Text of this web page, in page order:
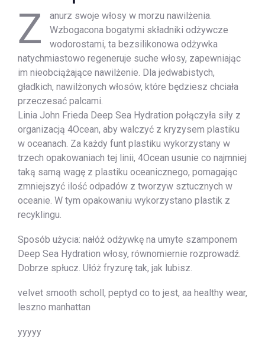
Z
anurz swoje włosy w morzu nawilżenia.
Wzbogacona bogatymi składniki odżywcze
wodorostami, ta bezsilikonowa odżywka
natychmiastowo regeneruje suche włosy, zapewniając
im nieobciążające nawilżenie. Dla jedwabistych,
gładkich, nawilżonych włosów, które będziesz chciała
przeczesać palcami.
Linia John Frieda Deep Sea Hydration połączyła siły z
organizacją 4Ocean, aby walczyć z kryzysem plastiku
w oceanach. Za każdy funt plastiku wykorzystany w
trzech opakowaniach tej linii, 4Ocean usunie co najmniej
taką samą wagę z plastiku oceanicznego, pomagając
zmniejszyć ilość odpadów z tworzyw sztucznych w
oceanie. W tym opakowaniu wykorzystano plastik z
recyklingu.
Sposób użycia: nałóż odżywkę na umyte szamponem
Deep Sea Hydration włosy, równomiernie rozprowadź.
Dobrze spłucz. Ułóż fryzurę tak, jak lubisz.
velvet smooth scholl, peptyd co to jest, aa healthy wear,
leszno manhattan
yyyyy